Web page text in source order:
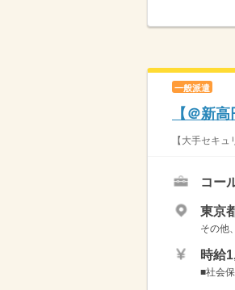
一般派遣
【＠新
【大手セキ
コー
東京
その他
時給
■社会